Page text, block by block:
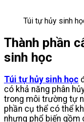
Túi tự hủy sinh
Thành phần
sinh học
Túi tự hủy sinh học
có khả năng phân
trong môi trường tự
phần cụ thể có thể
nhưng phổ biến gồm